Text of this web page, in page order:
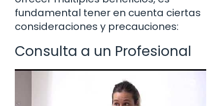
fundamental tener en cuenta ciertas
consideraciones y precauciones:
Consulta a un Profesional